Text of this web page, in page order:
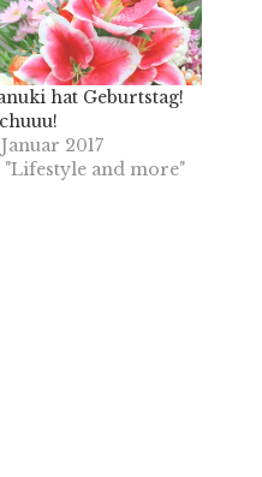
hat Geburtstag!
2017
and more"